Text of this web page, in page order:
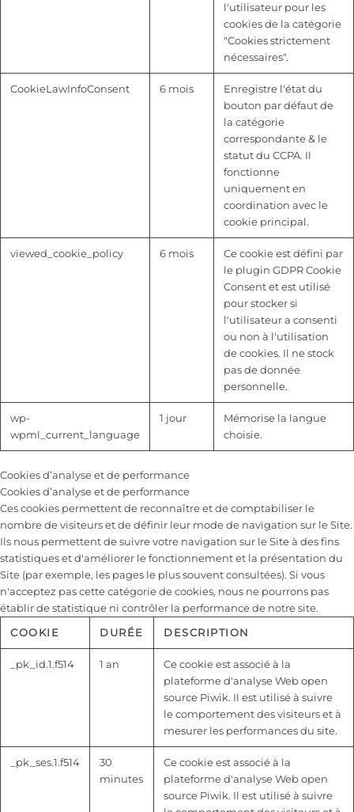
l'utilisateur pour les
cookies de la catégorie
"Cookies strictement
nécessaires".
CookieLawInfoConsent 6 mois
Enregistre l'état du
bouton par défaut de
la catégorie
correspondante & le
statut du CCPA. Il
fonctionne
uniquement en
coordination avec le
cookie principal.
viewed_cookie_policy 6 mois
Ce cookie est défini par
le plugin GDPR Cookie
Consent et est utilisé
pour stocker si
l'utilisateur a consenti
ou non à l'utilisation
de cookies. Il ne stock
pas de donnée
personnelle.
wp-
wpml_current_language
1 jour
Mémorise la langue
choisie.
Cookies d’analyse et de performance
Cookies d’analyse et de performance
Ces cookies permettent de reconnaître et de comptabiliser le
nombre de visiteurs et de définir leur mode de navigation sur le Site.
Ils nous permettent de suivre votre navigation sur le Site à des fins
statistiques et d'améliorer le fonctionnement et la présentation du
Site (par exemple, les pages le plus souvent consultées). Si vous
n'acceptez pas cette catégorie de cookies, nous ne pourrons pas
établir de statistique ni contrôler la performance de notre site.
COOKIE
DURÉE DESCRIPTION
_pk_id.1.f514 1 an
Ce cookie est associé à la
plateforme d'analyse Web open
source Piwik. Il est utilisé à suivre
le comportement des visiteurs et à
mesurer les performances du site.
_pk_ses.1.f514
30
minutes
Ce cookie est associé à la
plateforme d'analyse Web open
source Piwik. Il est utilisé à suivre